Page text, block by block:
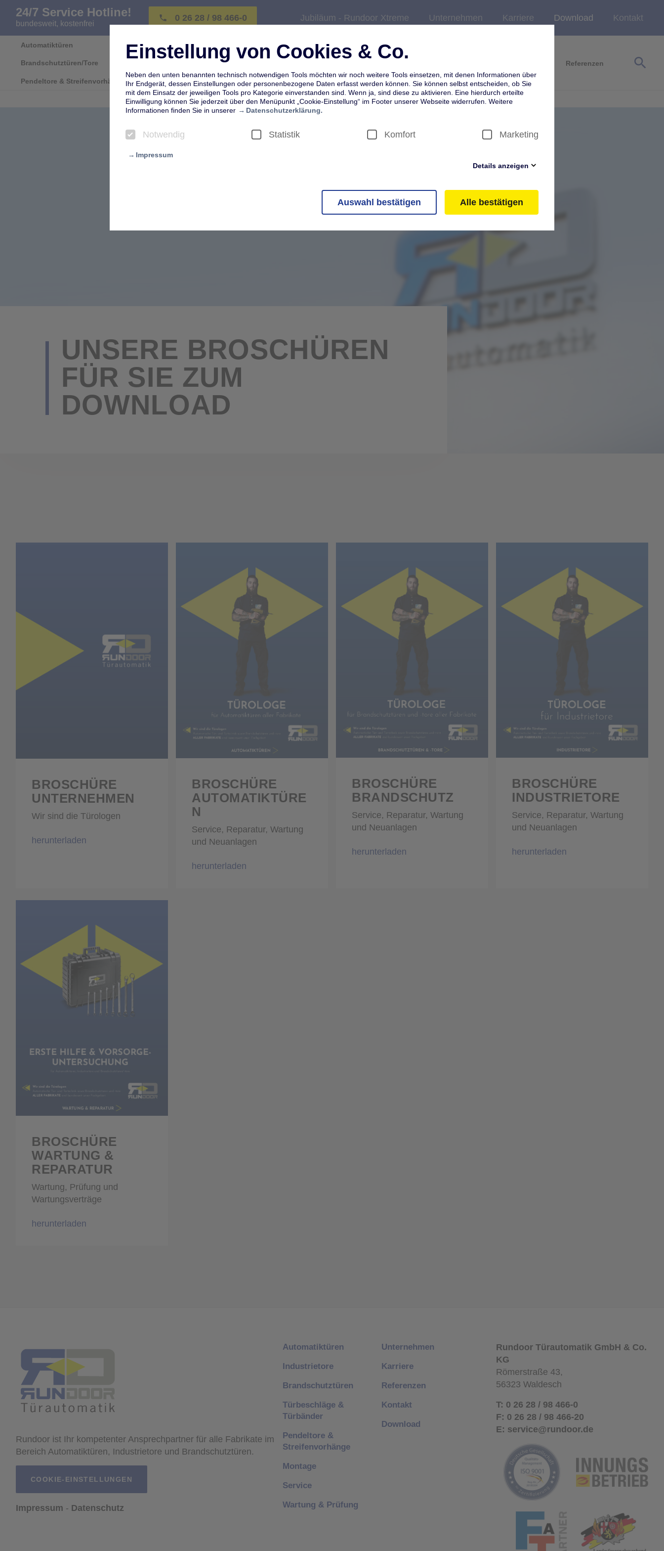
Einstellung von Cookies & Co.
Neben den unten benannten technisch notwendigen Tools möchten wir noch weitere Tools einsetzen, mit denen Informationen über
Ihr Endgerät, dessen Einstellungen oder personenbezogene Daten erfasst werden können. Sie können selbst entscheiden, ob Sie
mit dem Einsatz der jeweiligen Tools pro Kategorie einverstanden sind. Wenn ja, sind diese zu aktivieren. Eine hierdurch erteilte
Einwilligung können Sie jederzeit über den Menüpunkt „Cookie-Einstellung“ im Footer unserer Webseite widerrufen. Weitere
Informationen finden Sie in unserer
Datenschutzerklärung.
Notwendig Statistik Komfort Marketing
Impressum
Details anzeigen
Diese Tools sind für bestimmte Funktionalitäten unserer Webseite technisch notwendig, z.B. sicherheitsrelevante Cookies, Cookies
für die Online-Reisebuchung, Cookies zur Dokumentation Ihrer Auswahl innerhalb dieser Auswahlbox. Diese sind von uns aktiviert
Auswahl bestätigen Alle bestätigen
24/7 Service Hotline!
bundesweit, kostenfrei
phone 0 26 28 / 98 466-0 Jubiläum - Rundoor Xtreme Unternehmen Karriere Download Kontakt
Automatiktüren Industrietore
Brandschutztüren/Tore
Pendeltore & Streifenvorhänge
Referenzen search
UNSERE BROSCHÜREN
FÜR SIE ZUM
DOWNLOAD
BROSCHÜRE
UNTERNEHMEN
Wir sind die Türologen
herunterladen
BROSCHÜRE
AUTOMATIKTÜRE
N
Service, Reparatur, Wartung
und Neuanlagen
herunterladen
BROSCHÜRE
BRANDSCHUTZ
Service, Reparatur, Wartung
und Neuanlagen
herunterladen
BROSCHÜRE
INDUSTRIETORE
Service, Reparatur, Wartung
und Neuanlagen
herunterladen
BROSCHÜRE
WARTUNG &
REPARATUR
Wartung, Prüfung und
Wartungsverträge
herunterladen
Rundoor ist Ihr kompetenter Ansprechpartner für alle Fabrikate im
Bereich Automatiktüren, Industrietore und Brandschutztüren.
COOKIE-EINSTELLUNGEN
Impressum Datenschutz
Automatiktüren
Industrietore
Brandschutztüren
Türbeschläge &
Türbänder
Pendeltore &
Streifenvorhänge
Montage
Service
Wartung & Prüfung
Unternehmen
Karriere
Referenzen
Kontakt
Download
Rundoor Türautomatik GmbH & Co.
KG
Römerstraße 43,
56323 Waldesch
T: 0 26 28 / 98 466-0
F: 0 26 28 / 98 466-20
E: service@rundoor.de